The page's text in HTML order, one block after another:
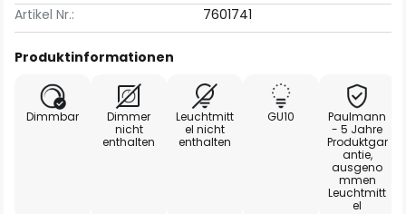
Artikel Nr.:
7601741
Produktinformationen
Dimmbar
Dimmer
nicht
enthalten
Leuchtmitt
el nicht
enthalten
GU10
Paulmann
- 5 Jahre
Produktgar
antie,
ausgeno
mmen
Leuchtmitt
el